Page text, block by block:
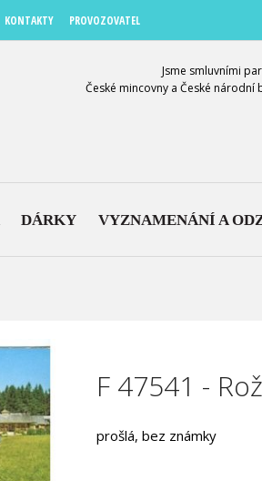
KONTAKTY PROVOZOVATEL
Jsme smluvními
České mincovny a České národní
DÁRKY VYZNAMENÁNÍ A
F 47541 -
prošlá, bez známky